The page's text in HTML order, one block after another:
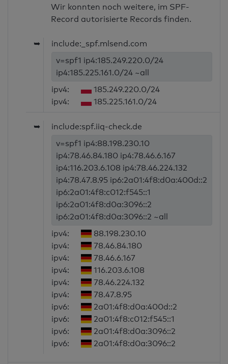
Wir konnten noch weitere, im SPF-
Record autorisierte Records finden.
➥
include:_spf.mlsend.com
v=spf1 ip4:185.249.220.0/24
ip4:185.225.161.0/24 ~all
ipv4:
185.249.220.0/24
ipv4:
185.225.161.0/24
➥
include:spf.iiq-check.de
v=spf1 ip4:88.198.230.10
ip4:78.46.84.180 ip4:78.46.6.167
ip4:116.203.6.108 ip4:78.46.224.132
ip4:78.47.8.95 ip6:2a01:4f8:d0a:400d::2
ip6:2a01:4f8:c012:f545::1
ip6:2a01:4f8:d0a:3096::2
ip6:2a01:4f8:d0a:3096::2 ~all
ipv4:
88.198.230.10
ipv4:
78.46.84.180
ipv4:
78.46.6.167
ipv4:
116.203.6.108
ipv4:
78.46.224.132
ipv4:
78.47.8.95
ipv6:
2a01:4f8:d0a:400d::2
ipv6:
2a01:4f8:c012:f545::1
ipv6:
2a01:4f8:d0a:3096::2
ipv6:
2a01:4f8:d0a:3096::2